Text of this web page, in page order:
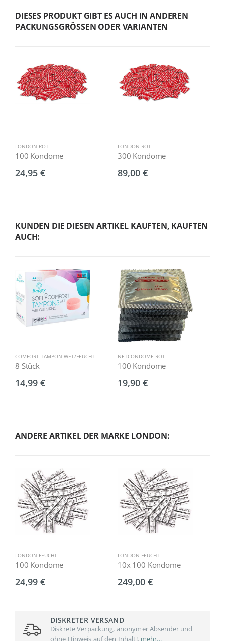
DIESES PRODUKT GIBT ES AUCH IN ANDEREN
PACKUNGSGRÖSSEN ODER VARIANTEN
LONDON ROT
100 Kondome
24,95 €
LONDON ROT
300 Kondome
89,00 €
KUNDEN DIE DIESEN ARTIKEL KAUFTEN, KAUFTEN
AUCH:
COMFORT-TAMPON WET/FEUCHT
8 Stück
14,99 €
NETCONDOME ROT
100 Kondome
19,90 €
ANDERE ARTIKEL DER MARKE LONDON:
LONDON FEUCHT
100 Kondome
24,99 €
LONDON FEUCHT
10x 100 Kondome
249,00 €
DISKRETER VERSAND
Diskrete Verpackung, anonymer Absender und
ohne Hinweis auf den Inhalt!.mehr...